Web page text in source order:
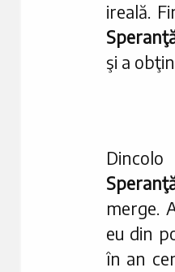
ireală.
şi a
merge.
eu din
în an